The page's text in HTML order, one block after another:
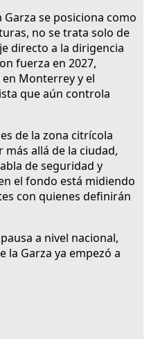
se posiciona como
no se trata solo de
directo a la dirigencia
fuerza en 2027,
Monterrey y el
que aún controla
de la zona citrícola
allá de la ciudad,
de seguridad y
el fondo está midiendo
con quienes definirán
a nivel nacional,
la Garza ya empezó a